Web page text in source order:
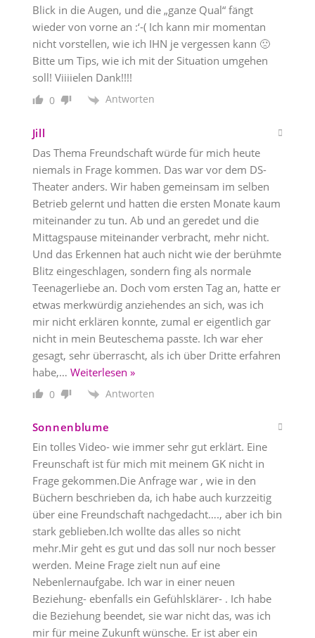
Blick in die Augen, und die „ganze Qual“ fängt
wieder von vorne an :‘-( Ich kann mir momentan
nicht vorstellen, wie ich IHN je vergessen kann 🙁
Bitte um Tips, wie ich mit der Situation umgehen
soll! Viiiielen Dank!!!!
0 Antworten
Jill
Das Thema Freundschaft würde für mich heute
niemals in Frage kommen. Das war vor dem DS-
Theater anders. Wir haben gemeinsam im selben
Betrieb gelernt und hatten die ersten Monate kaum
miteinander zu tun. Ab und an geredet und die
Mittagspause miteinander verbracht, mehr nicht.
Und das Erkennen hat auch nicht wie der berühmte
Blitz eingeschlagen, sondern fing als normale
Teenagerliebe an. Doch vom ersten Tag an, hatte er
etwas merkwürdig anziehendes an sich, was ich
mir nicht erklären konnte, zumal er eigentlich gar
nicht in mein Beuteschema passte. Ich war eher
gesagt, sehr überrascht, als ich über Dritte erfahren
habe,… Weiterlesen »
0 Antworten
Sonnenblume
Ein tolles Video- wie immer sehr gut erklärt. Eine
Freunschaft ist für mich mit meinem GK nicht in
Frage gekommen.Die Anfrage war , wie in den
Büchern beschrieben da, ich habe auch kurzzeitig
über eine Freundschaft nachgedacht…., aber ich bin
stark geblieben.Ich wollte das alles so nicht
mehr.Mir geht es gut und das soll nur noch besser
werden. Meine Frage zielt nun auf eine
Nebenlernaufgabe. Ich war in einer neuen
Beziehung- ebenfalls ein Gefühlsklärer- . Ich habe
die Beziehung beendet, sie war nicht das, was ich
mir für meine Zukunft wünsche. Er ist aber ein